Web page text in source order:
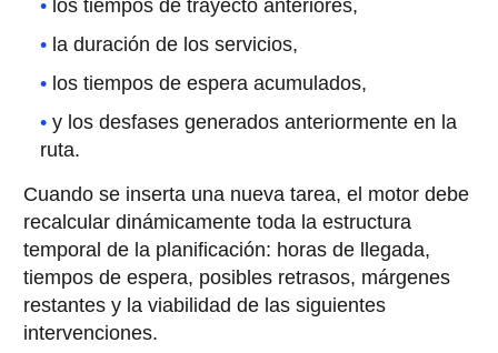
los tiempos de trayecto anteriores,
la duración de los servicios,
los tiempos de espera acumulados,
y los desfases generados anteriormente en la
ruta.
Cuando se inserta una nueva tarea, el motor debe
recalcular dinámicamente toda la estructura
temporal de la planificación: horas de llegada,
tiempos de espera, posibles retrasos, márgenes
restantes y la viabilidad de las siguientes
intervenciones.